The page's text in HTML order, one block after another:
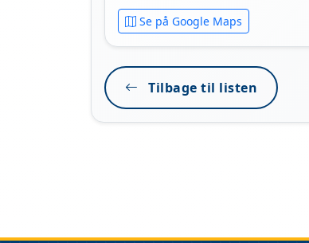
Se på Google Maps
Tilbage til listen